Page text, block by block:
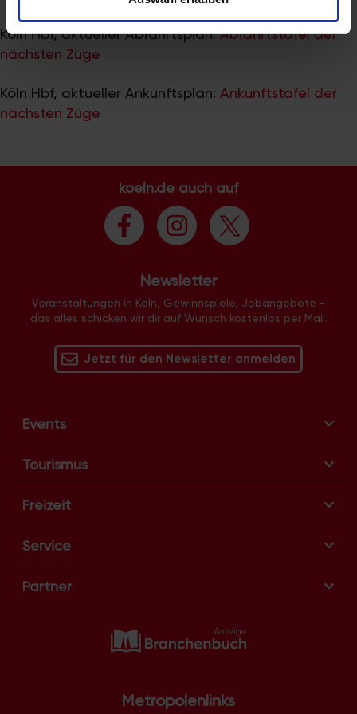
analysieren. Außerdem geben wir Informationen zu Ihrer
Verwendung unserer Website an unsere Partner für
soziale Medien, Werbung und Analysen weiter. Unsere
weiteren Daten zusammen, die Sie ihnen bereitgestellt
haben oder die sie im Rahmen Ihrer Nutzung der Dienste
Köln Hbf, aktueller Abfahrtsplan:Abfahrtstafel der
nächsten Züge
Köln Hbf, aktueller Ankunftsplan: Ankunftstafel der
nächsten Züge
koeln.de auch auf
Newsletter
Veranstaltungen in Köln, Gewinnspiele, Jobangebote -
das alles schicken wir dir auf Wunsch kostenlos per Mail.
Jetzt für den Newsletter anmelden
Events
Tourismus
Freizeit
Service
Partner
Metropolenlinks